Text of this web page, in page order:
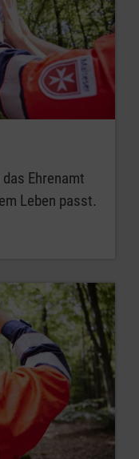
Ehrenamt
Leben passt.